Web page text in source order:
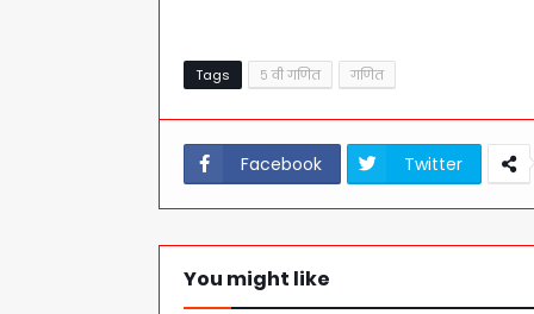
Tags ५ वी गणित गणित
Facebook Twitter
You might like